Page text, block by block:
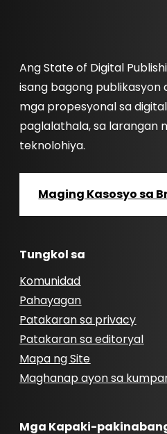
Ang State of Digital
isang bagong publikasyon
mga propesyonal sa
paglalathala, sa larangan
teknolohiya.
Maging Kasosyo sa
Tungkol sa
Komunidad
Pahayagan
Patakaran sa privacy
Patakaran sa editoryal
Mapa ng Site
Maghanap ayon sa
Mga Kapaki-